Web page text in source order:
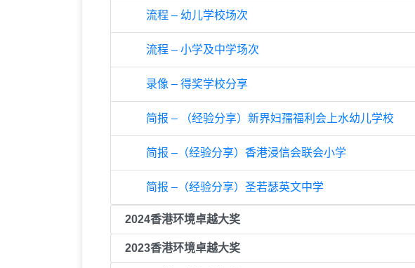
流程 – 幼儿学校场次
流程 – 小学及中学场次
录像 – 得奖学校分享
简报 – （经验分享）新界妇孺福利会上水幼儿学校
简报 –（经验分享）香港浸信会联会小学
简报 –（经验分享）圣若瑟英文中学
2024香港环境卓越大奖
2023香港环境卓越大奖